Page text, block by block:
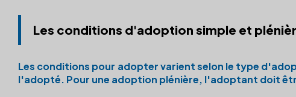
Les conditions d'adoption simple et
Les conditions pour adopter varient selon le type
l'adopté. Pour une adoption plénière, l'adoptant doit